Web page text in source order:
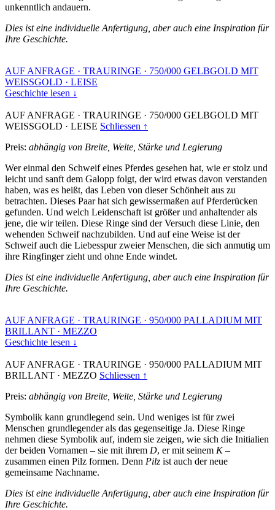
unkenntlich andauern.
Dies ist eine individuelle Anfertigung, aber auch eine Inspiration für
Ihre Geschichte.
AUF ANFRAGE · TRAURINGE · 750/000 GELBGOLD MIT
WEISSGOLD · LEISE
Geschichte lesen ↓
AUF ANFRAGE · TRAURINGE · 750/000 GELBGOLD MIT
WEISSGOLD · LEISE Schliessen ↑
Preis: abhängig von Breite, Weite, Stärke und Legierung
Wer einmal den Schweif eines Pferdes gesehen hat, wie er stolz und
leicht und sanft dem Galopp folgt, der wird etwas davon verstanden
haben, was es heißt, das Leben von dieser Schönheit aus zu
betrachten. Dieses Paar hat sich gewissermaßen auf Pferderücken
gefunden. Und welch Leidenschaft ist größer und anhaltender als
jene, die wir teilen. Diese Ringe sind der Versuch diese Linie, den
wehenden Schweif nachzubilden. Und auf eine Weise ist der
Schweif auch die Liebesspur zweier Menschen, die sich anmutig um
ihre Ringfinger zieht und ohne Ende windet.
Dies ist eine individuelle Anfertigung, aber auch eine Inspiration für
Ihre Geschichte.
AUF ANFRAGE · TRAURINGE · 950/000 PALLADIUM MIT
BRILLANT · MEZZO
Geschichte lesen ↓
AUF ANFRAGE · TRAURINGE · 950/000 PALLADIUM MIT
BRILLANT · MEZZO Schliessen ↑
Preis: abhängig von Breite, Weite, Stärke und Legierung
Symbolik kann grundlegend sein. Und weniges ist für zwei
Menschen grundlegender als das gegenseitige Ja. Diese Ringe
nehmen diese Symbolik auf, indem sie zeigen, wie sich die Initialien
der beiden Vornamen – sie mit ihrem D, er mit seinem K–
zusammen einen Pilz formen. Denn Pilz ist auch der neue
gemeinsame Nachname.
Dies ist eine individuelle Anfertigung, aber auch eine Inspiration für
Ihre Geschichte.